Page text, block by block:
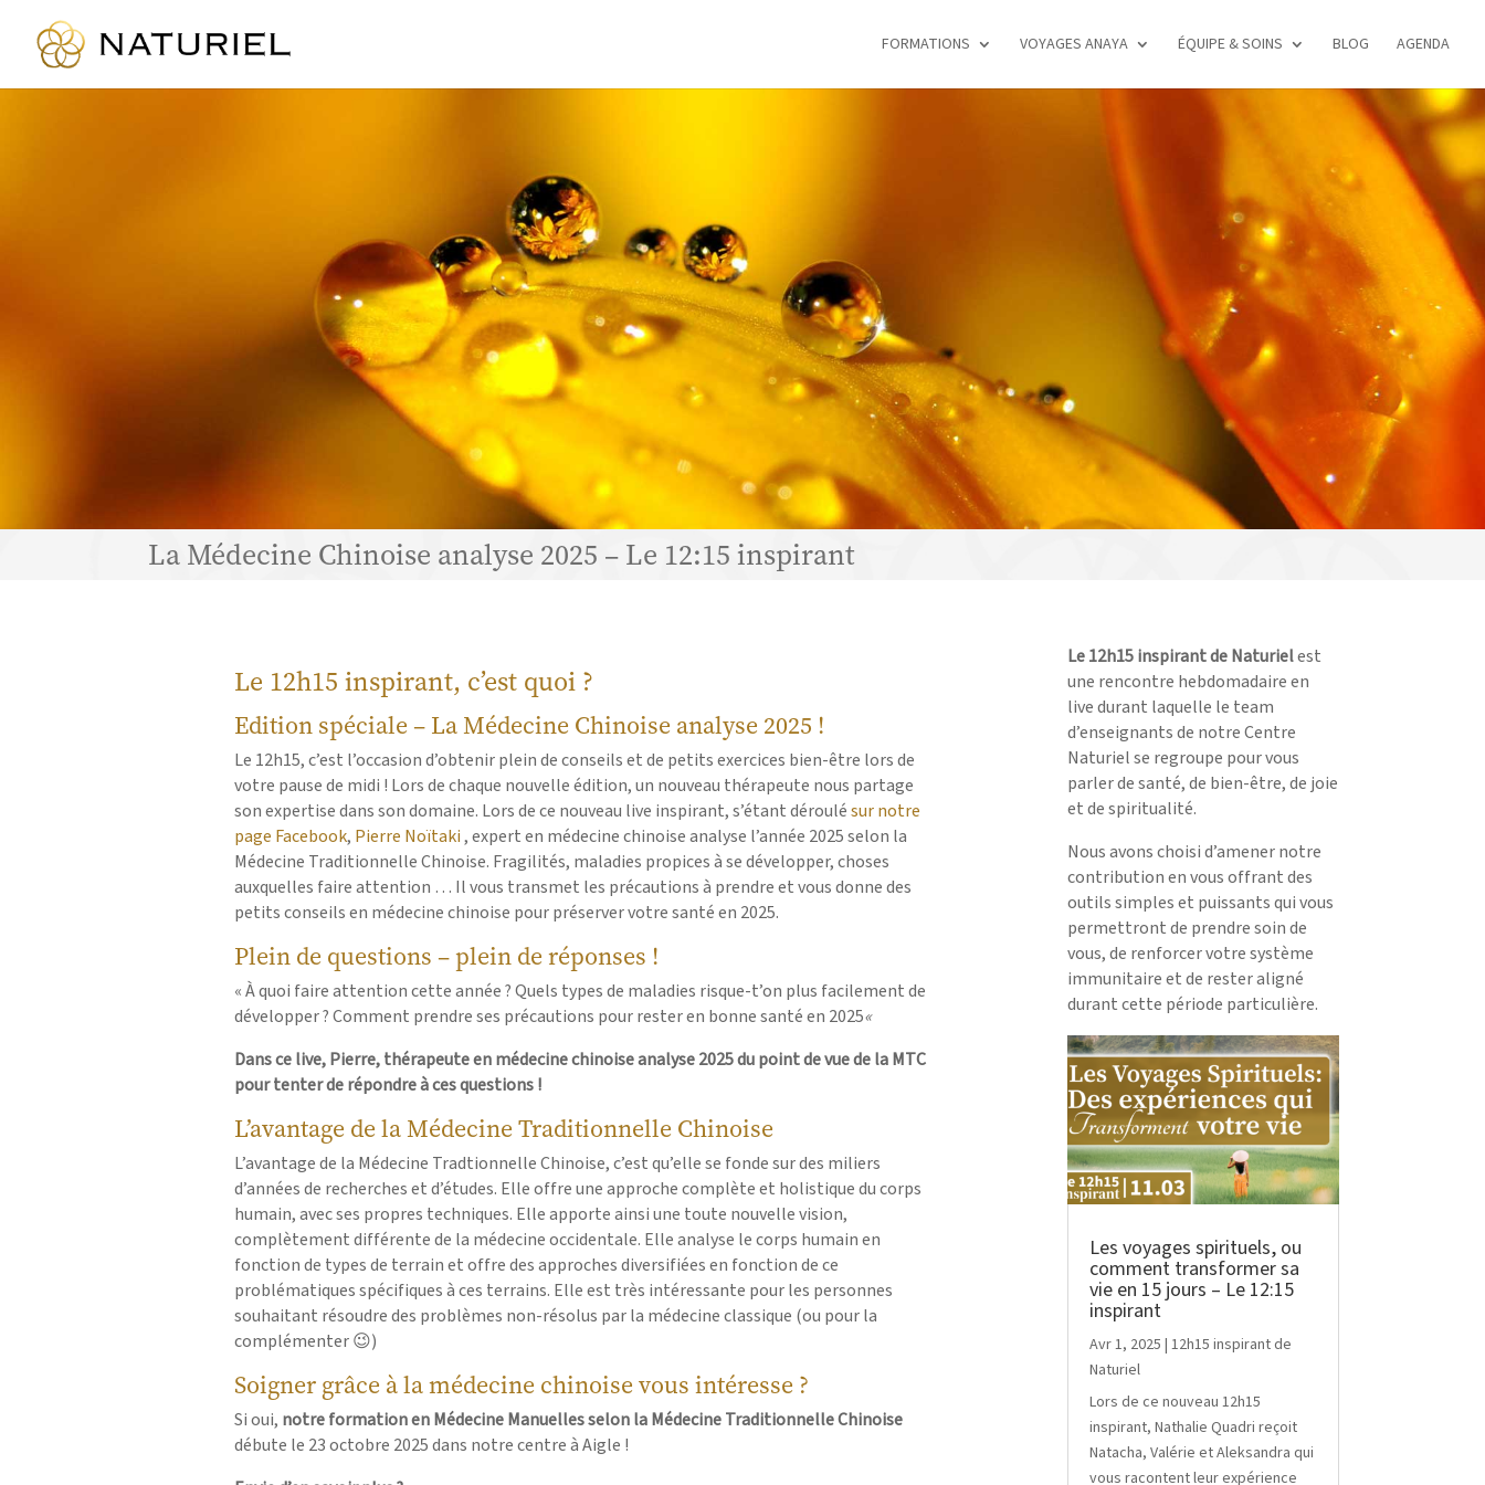
FORMATIONS VOYAGES ANAYA ÉQUIPE & SOINS BLOG AGENDA
La Médecine Chinoise analyse 2025 – Le 12:15 inspirant
Le 12h15 inspirant, c’est quoi ?
Edition spéciale – La Médecine Chinoise analyse 2025 !
Le 12h15, c’est l’occasion d’obtenir plein de conseils et de petits exercices bien-être lors de
votre pause de midi ! Lors de chaque nouvelle édition, un nouveau thérapeute nous partage
son expertise dans son domaine. Lors de ce nouveau live inspirant, s’étant déroulésur notre
page Facebook, Pierre Noïtaki, expert en médecine chinoise analyse l’année 2025 selon la
Médecine Traditionnelle Chinoise. Fragilités, maladies propices à se développer, choses
auxquelles faire attention … Il vous transmet les précautions à prendre et vous donne des
petits conseils en médecine chinoise pour préserver votre santé en 2025.
Plein de questions – plein de réponses !
« À quoi faire attention cette année ? Quels types de maladies risque-t’on plus facilement de
développer ? Comment prendre ses précautions pour rester en bonne santé en 2025«
Dans ce live, Pierre, thérapeute en médecine chinoise analyse 2025 du point de vue de la MTC
pour tenter de répondre à ces questions !
L’avantage de la Médecine Traditionnelle Chinoise
L’avantage de la Médecine Tradtionnelle Chinoise, c’est qu’elle se fonde sur des miliers
d’années de recherches et d’études. Elle offre une approche complète et holistique du corps
humain, avec ses propres techniques. Elle apporte ainsi une toute nouvelle vision,
complètement différente de la médecine occidentale. Elle analyse le corps humain en
fonction de types de terrain et offre des approches diversifiées en fonction de ce
problématiques spécifiques à ces terrains. Elle est très intéressante pour les personnes
souhaitant résoudre des problèmes non-résolus par la médecine classique (ou pour la
complémenter 😉)
Soigner grâce à la médecine chinoise vous intéresse ?
Si oui, notre formation en Médecine Manuelles selon la Médecine Traditionnelle Chinoise
débute le 23 octobre 2025 dans notre centre à Aigle !
Le 12h15 inspirant de Naturielest
une rencontre hebdomadaire en
live durant laquelle le team
d’enseignants de notre Centre
Naturiel se regroupe pour vous
parler de santé, de bien-être, de joie
et de spiritualité.
Nous avons choisi d’amener notre
contribution en vous offrant des
outils simples et puissants qui vous
permettront de prendre soin de
vous, de renforcer votre système
immunitaire et de rester aligné
durant cette période particulière.
Les voyages spirituels, ou
comment transformer sa
vie en 15 jours – Le 12:15
inspirant
Avr 1, 2025 |12h15 inspirant de
Naturiel
Lors de ce nouveau 12h15
inspirant, Nathalie Quadri reçoit
Natacha, Valérie et Aleksandra qui
vous racontent leur expérience